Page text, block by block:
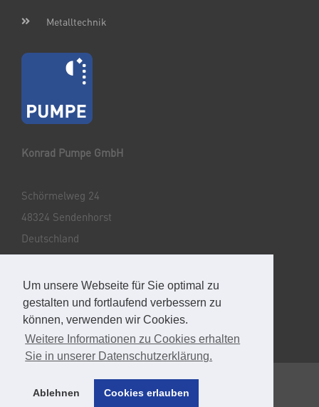
Um unsere Webseite für Sie optimal zu
gestalten und fortlaufend verbessern zu
können, verwenden wir Cookies.
Weitere Informationen zu Cookies erhalten
Sie in unserer Datenschutzerklärung.
Ablehnen Cookies erlauben
Metalltechnik
Konrad Pumpe GmbH
Schörmelweg 24
48324 Sendenhorst
Deutschland
Tel: +49 2526 9329-0
E-Mail: info@pumpegmbh.de
© Konrad Pumpe GmbH 2026